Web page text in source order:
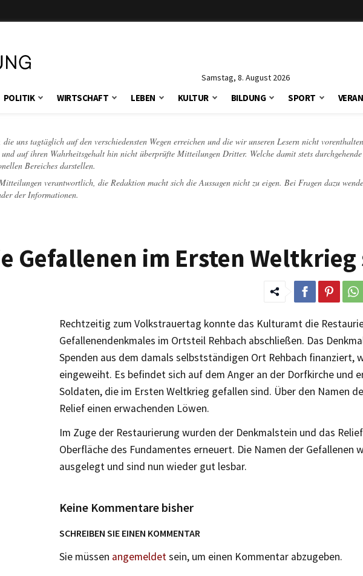
Samstag, 8. August 2026
POLITIK WIRTSCHAFT LEBEN KULTUR BILDUNG SPORT
uns tagtäglich auf den verschiedensten Wegen erreichen und die wir unseren Lesern nicht
auf ihren Wahrheitsgehalt hin nicht überprüfte Mitteilungen Dritter. Welche damit stets
Bereiches darstellen.
verantwortlich, die Redaktion macht sich die Aussagen nicht zu eigen. Bei Fragen dazu
der Informationen.
Gefallenen im Ersten
Rechtzeitig zum Volkstrauertag konnte das Kulturamt die
Gefallenendenkmales im Ortsteil Rehbach abschließen. Das
Spenden aus dem damals selbstständigen Ort Rehbach finanziert,
eingeweiht. Es befindet sich auf dem Anger an der Dorfkirche und
Soldaten, die im Ersten Weltkrieg gefallen sind. Über den Namen
Relief einen erwachenden Löwen.
Im Zuge der Restaurierung wurden der Denkmalstein und das
Oberfläche des Fundamentes erneuert. Die Namen der Gefallenen
ausgelegt und sind nun wieder gut lesbar.
Keine Kommentare bisher
SCHREIBEN SIE EINEN KOMMENTAR
Sie müssen angemeldetsein, um einen Kommentar abzugeben.